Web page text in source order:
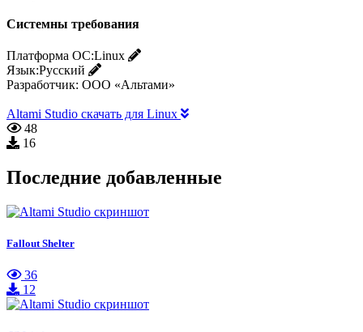
Системны требования
Платформа ОС:Linux
Язык:Русский
Разработчик: ООО «Альтами»
Altami Studio скачать для Linux
48
16
Последние добавленные
Fallout Shelter
36
12